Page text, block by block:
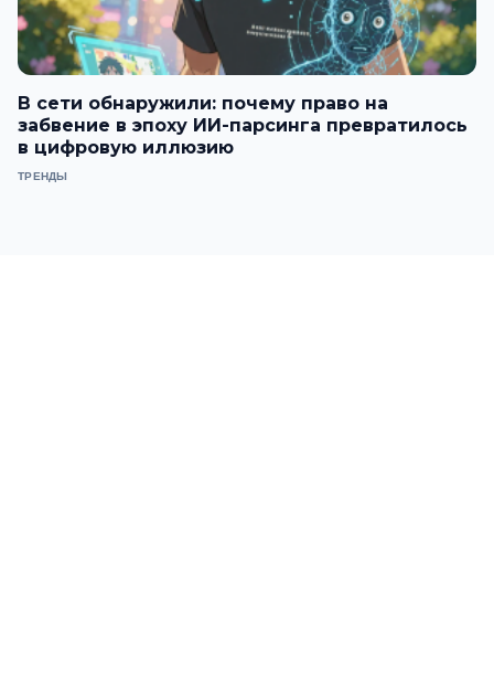
В сети обнаружили: почему право на
забвение в эпоху ИИ-парсинга превратилось
в цифровую иллюзию
ТРЕНДЫ